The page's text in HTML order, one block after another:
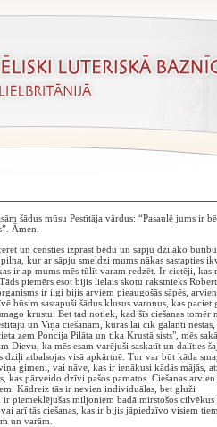
šādus mūsu Pestītāja vārdus: “Pasaulē jums ir
Āmen.
un censties izprast bēdu un sāpju dziļāko
kur ar sāpju smeldzi mums nākas sastapties
ir ap mums mēs tūlīt varam redzēt. Ir cietēji, kas
piemērs esot bijis lielais skotu rakstnieks
ir ilgi bijis arviem pieaugošās sāpēs,
būsim sastapuši šādus klusus varoņus, kas
krustu. Bet tad notiek, kad šīs ciešanas tomēr
un Viņa ciešanām, kuras lai cik galanti
zem Poncija Pilāta un tika Krustā sists", mēs
Dievu, ka mēs esam varējuši saskatīt un dalīties
dziļi atbalsojas visā apkārtnē. Tur var būt kāda
ģimeni, vai nāve, kas ir ienākusi kādās mājās,
pārveido dzīvi pašos pamatos. Ciešanas
Kādreiz tās ir nevien individuālas, bet gluži
ir piemeklējušas miljoniem badā mirstošos
arī tās ciešanas, kas ir bijis jāpiedzīvo visiem
un varām.